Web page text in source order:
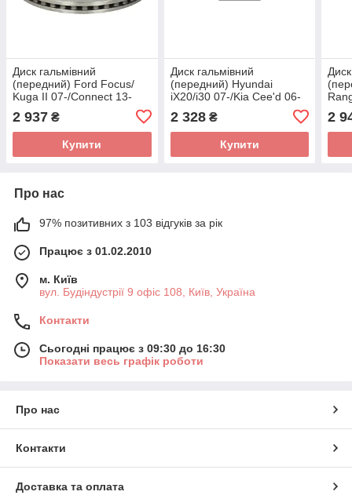
Диск гальмівний
(передний) Ford Focus/
Kuga II 07-/Connect 13-
(BOSCH)
2 937 ₴
Купити
Диск гальмівний
(передний) Hyundai
iX20/i30 07-/Kia Cee'd 06-
(BOSCH)
2 328₴
Купити
2
Про нас
97% позитивних з 103 відгуків за рік
Працює з 01.02.2010
м. Київ
вул. Будіндустрії 9 офіс 108, Київ, Україна
Контакти
Сьогодні працює з 09:30 до 16:30
Показати весь графік роботи
Про нас
Контакти
Доставка та оплата